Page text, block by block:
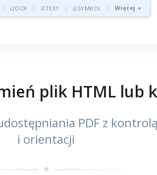
i2OCR i2TEXT i2SYMBOL Więcej »
plik HTML lub
PDF z
i orientacji
✧